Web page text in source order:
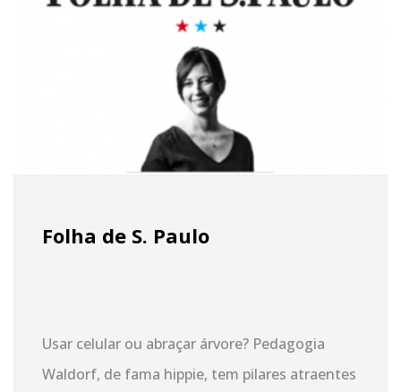
Folha de S. Paulo
Usar celular ou abraçar árvore? Pedagogia
Waldorf, de fama hippie, tem pilares atraentes